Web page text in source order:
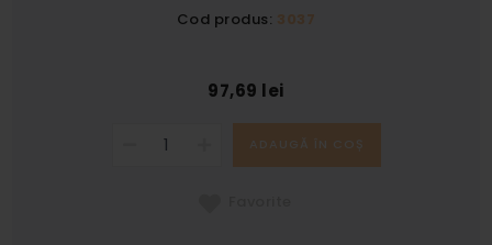
Cod produs: 3037
97,69 lei
ADAUGĂ ÎN COȘ